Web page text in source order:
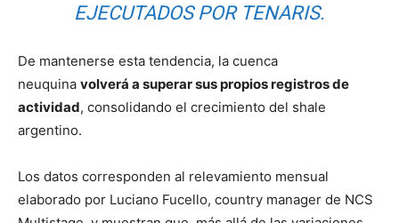
EJECUTADOS POR TENARIS.
De mantenerse esta tendencia, la cuenca
neuquina volverá a superar sus propios registros de
actividad, consolidando el crecimiento del shale
argentino.
Los datos corresponden al relevamiento mensual
elaborado por Luciano Fucello, country manager de NCS